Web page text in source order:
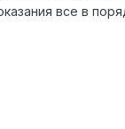
все в